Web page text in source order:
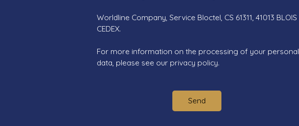
Worldline Company, Service Bloctel, CS 61311, 41013 BLOIS
CEDEX.
For more information on the processing of your personal
data, please see our privacy policy.
Send